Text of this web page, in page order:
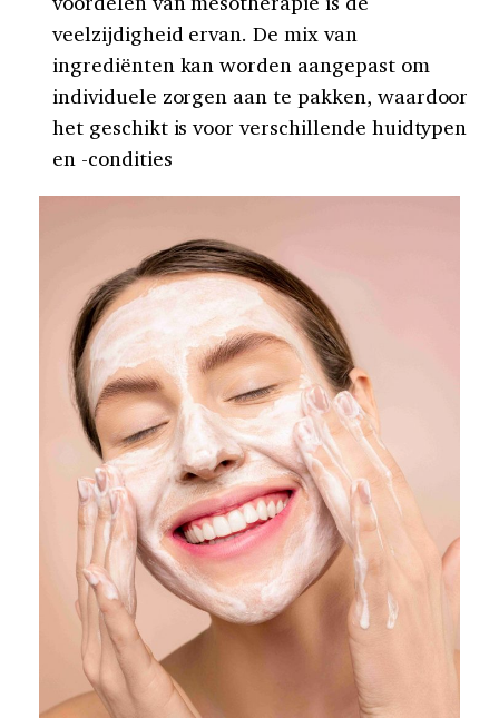
veelzijdigheid ervan. De mix van
ingrediënten kan worden aangepast om
individuele zorgen aan te pakken, waardoor
het geschikt is voor verschillende huidtypen
en -condities